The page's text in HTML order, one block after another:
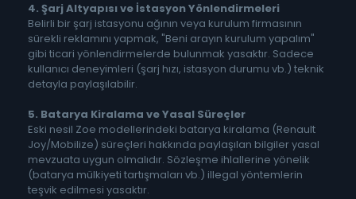
4. Şarj Altyapısı ve İstasyon Yönlendirmeleri
Belirli bir şarj istasyonu ağının veya kurulum firmasının
sürekli reklamını yapmak, "Beni arayın kurulum yapalım"
gibi ticari yönlendirmelerde bulunmak yasaktır. Sadece
kullanıcı deneyimleri (şarj hızı, istasyon durumu vb.) teknik
detayla paylaşılabilir.
5. Batarya Kiralama ve Yasal Süreçler
Eski nesil Zoe modellerindeki batarya kiralama (Renault
Joy/Mobilize) süreçleri hakkında paylaşılan bilgiler yasal
mevzuata uygun olmalıdır. Sözleşme ihlallerine yönelik
(batarya mülkiyeti tartışmaları vb.) illegal yöntemlerin
teşvik edilmesi yasaktır.